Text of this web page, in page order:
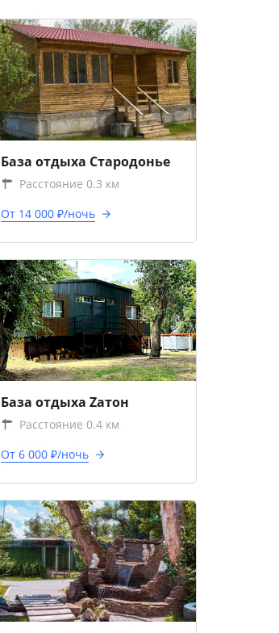
База отдыха Стародонье
Расстояние 0.3 км
От 14 000 ₽/ночь
База отдыха Zатон
Расстояние 0.4 км
От 6 000 ₽/ночь